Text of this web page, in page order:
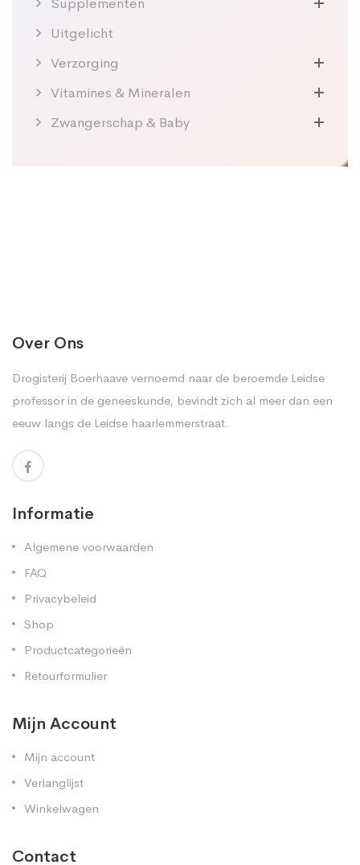
Uitgelicht
Verzorging
Vitamines & Mineralen
Zwangerschap & Baby
Over Ons
Drogisterij Boerhaave vernoemd naar de beroemde Leidse
professor in de geneeskunde, bevindt zich al meer dan een
eeuw langs de Leidse haarlemmerstraat.
Informatie
Algemene voorwaarden
FAQ
Privacybeleid
Shop
Productcategorieën
Retourformulier
Mijn Account
Mijn account
Verlanglijst
Winkelwagen
Contact